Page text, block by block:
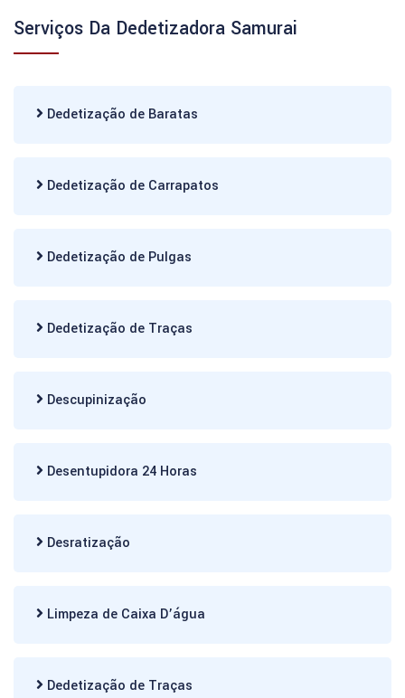
Serviços Da Dedetizadora Samurai
Dedetização de Baratas
Dedetização de Carrapatos
Dedetização de Pulgas
Dedetização de Traças
Descupinização
Desentupidora 24 Horas
Desratização
Limpeza de Caixa D’água
Dedetização de Traças